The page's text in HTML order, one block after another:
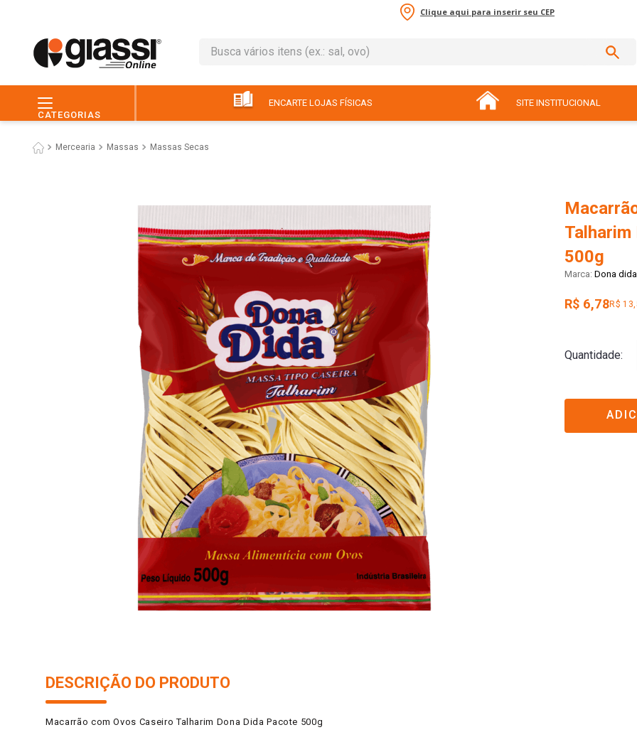
Clique aqui para inserir seu CEP
Busca vários itens (ex.: sal, ovo)
CATEGORIAS
ENCARTE LOJAS FÍSICAS SITE INSTITUCIONAL
Mercearia Massas Massas Secas
Talharim
500g
Dona dida
R$ 6,78R$
Quantidade
DESCRIÇÃO DO PRODUTO
Macarrão com Ovos Caseiro Talharim Dona Dida Pacote 500g
leite
pão
7º macarrão
9 ovo
10º arroz